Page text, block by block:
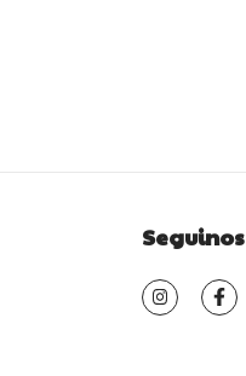
Seguinos